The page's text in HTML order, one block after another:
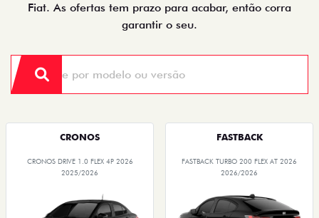
Fiat. As ofertas tem prazo para acabar, então corra
garantir o seu.
CRONOS
CRONOS DRIVE 1.0 FLEX 4P 2026
2025/2026
FASTBACK
FASTBACK TURBO 200 FLEX AT 2026
2026/2026